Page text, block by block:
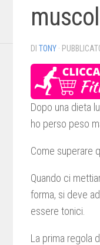
DI TONY ·
Dopo una dieta
ho perso peso
Come superare
Quando ci
forma, si deve
essere tonici.
La prima regola